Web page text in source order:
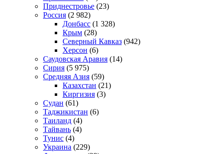
Приднестровье (23)
Россия (2 982)
Донбасс (1 328)
Крым (28)
Северный Кавказ (942)
Херсон (6)
Саудовская Аравия (14)
Сирия (5 975)
Средняя Азия (59)
Казахстан (21)
Киргизия (3)
Судан (61)
Таджикистан (6)
Таиланд (4)
Тайвань (4)
Тунис (4)
Украина (229)